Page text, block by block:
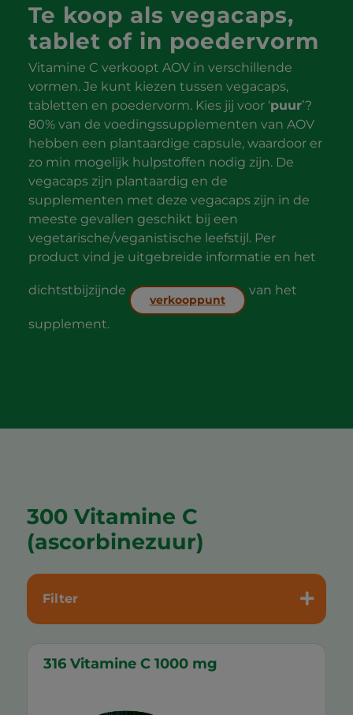
Te koop als vegacaps,
tablet of in poedervorm
Vitamine C verkoopt AOV in verschillende
vormen. Je kunt kiezen tussen vegacaps,
tabletten en poedervorm. Kies jij voor ‘puur’?
80% van de voedingssupplementen van AOV
hebben een plantaardige capsule, waardoor er
zo min mogelijk hulpstoffen nodig zijn. De
vegacaps zijn plantaardig en de
supplementen met deze vegacaps zijn in de
meeste gevallen geschikt bij een
vegetarische/veganistische leefstijl. Per
product vind je uitgebreide informatie en het
dichtstbijzijnde
verkooppunt
van het
supplement.
300 Vitamine C
(ascorbinezuur)
Filter
316 Vitamine C 1000 mg